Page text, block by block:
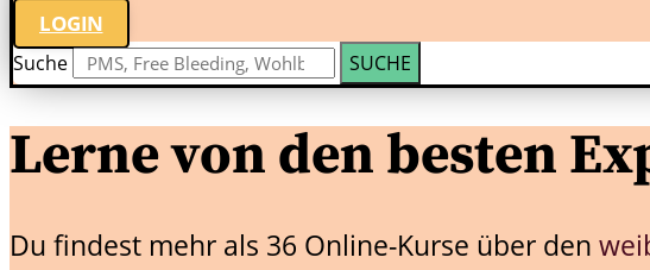
LOGIN
Suche SUCHE
Lerne von den besten
Du findest mehr als 36 Online-Kurse über den